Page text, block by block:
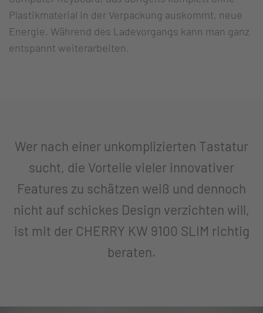
Plastikmaterial in der Verpackung auskommt, neue
Energie. Während des Ladevorgangs kann man ganz
entspannt weiterarbeiten.
Wer nach einer unkomplizierten Tastatur
sucht, die Vorteile vieler innovativer
Features zu schätzen weiß und dennoch
nicht auf schickes Design verzichten will,
ist mit der CHERRY KW 9100 SLIM richtig
beraten.